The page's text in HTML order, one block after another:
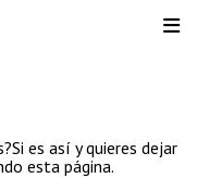
es así y quieres dejar
esta página.